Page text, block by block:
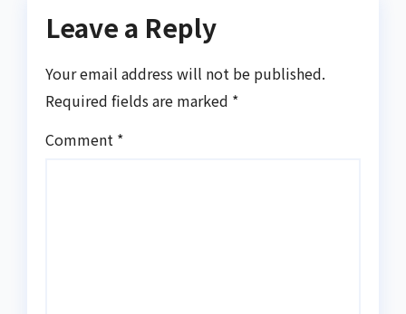
Leave a Reply
Your email address will not be published.
Required fields are marked *
Comment *